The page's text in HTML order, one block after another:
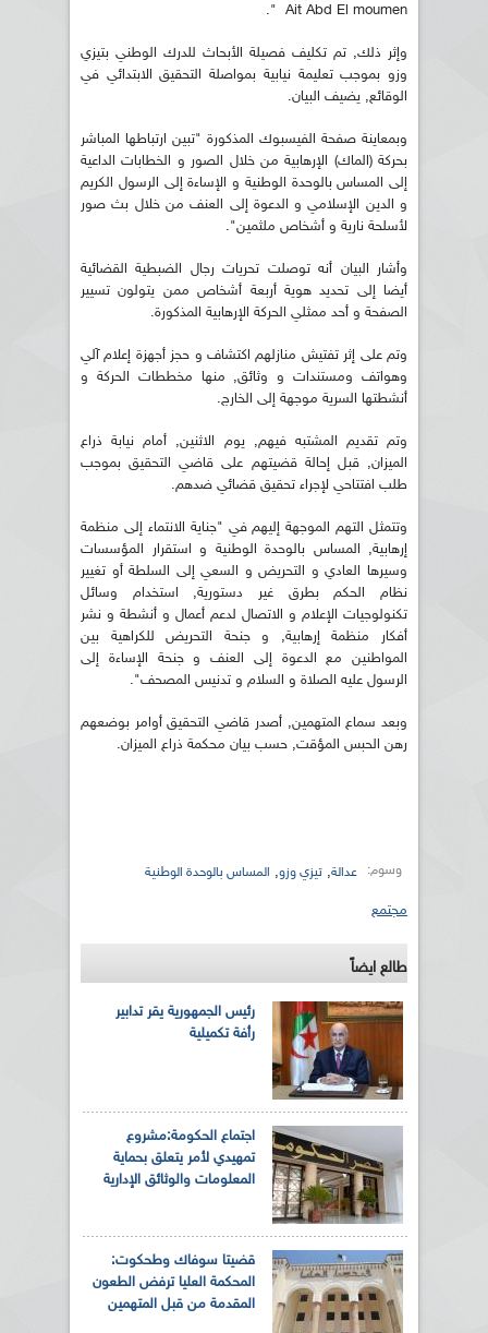
Ait Abd El moumen ".
وإثر ذلك, تم تكليف فصيلة الأبحاث للدرك الوطني بتيزي
وزو بموجب تعليمة نيابية بمواصلة التحقيق الابتدائي في
الوقائع, يضيف البيان.
وبمعاينة صفحة الفيسبوك المذكورة "تبين ارتباطها المباشر
بحركة (الماك) الإرهابية من خلال الصور و الخطابات الداعية
إلى المساس بالوحدة الوطنية و الإساءة إلى الرسول الكريم
و الدين الإسلامي و الدعوة إلى العنف من خلال بث صور
لأسلحة نارية و أشخاص ملثمين".
وأشار البيان أنه توصلت تحريات رجال الضبطية القضائية
أيضا إلى تحديد هوية أربعة أشخاص ممن يتولون تسيير
الصفحة و أحد ممثلي الحركة الإرهابية المذكورة.
وتم على إثر تفتيش منازلهم اكتشاف و حجز أجهزة إعلام آلي
وهواتف ومستندات و وثائق, منها مخططات الحركة و
أنشطتها السرية موجهة إلى الخارج.
وتم تقديم المشتبه فيهم, يوم الاثنين, أمام نيابة ذراع
الميزان, قبل إحالة قضيتهم على قاضي التحقيق بموجب
طلب افتتاحي لإجراء تحقيق قضائي ضدهم.
وتتمثل التهم الموجهة إليهم في "جناية الانتماء إلى منظمة
إرهابية, المساس بالوحدة الوطنية و استقرار المؤسسات
وسيرها العادي و التحريض و السعي إلى السلطة أو تغيير
نظام الحكم بطرق غير دستورية, استخدام وسائل
تكنولوجيات الإعلام و الاتصال لدعم أعمال و أنشطة و نشر
أفكار منظمة إرهابية, و جنحة التحريض للكراهية بين
المواطنين مع الدعوة إلى العنف و جنحة الإساءة إلى
الرسول عليه الصلاة و السلام و تدنيس المصحف".
وبعد سماع المتهمين, أصدر قاضي التحقيق أوامر بوضعهم
رهن الحبس المؤقت, حسب بيان محكمة ذراع الميزان.
وسوم: عدالة, تيزي وزو, المساس بالوحدة الوطنية
مجتمع
طالع ايضاً
رئيس الجمهورية يقر تدابير
رأفة تكميلية
اجتماع الحكومة:مشروع
تمهيدي لأمر يتعلق بحماية
المعلومات والوثائق الإدارية
قضيتا سوفاك وطحكوت:
المحكمة العليا ترفض الطعون
المقدمة من قبل المتهمين